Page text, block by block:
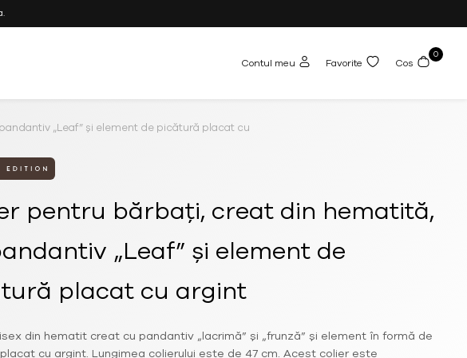
Contul meu Favorite Cos
0
„Leaf” și element de picătură placat cu argint
pentru bărbați, creat din hematită,
„Leaf” și element de
placat cu argint
din hematit creat cu pandantiv „lacrimă” și „frunză” și element în formă de
cu argint. Lungimea colierului este de 47 cm. Acest colier este